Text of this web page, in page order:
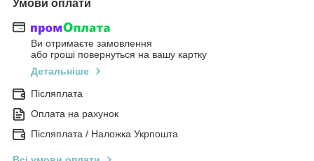
Умови оплати
Ви отримаєте замовлення
або гроші повернуться на вашу картку
Детальніше
Післяплата
Оплата на рахунок
Післяплата / Наложка Укрпошта